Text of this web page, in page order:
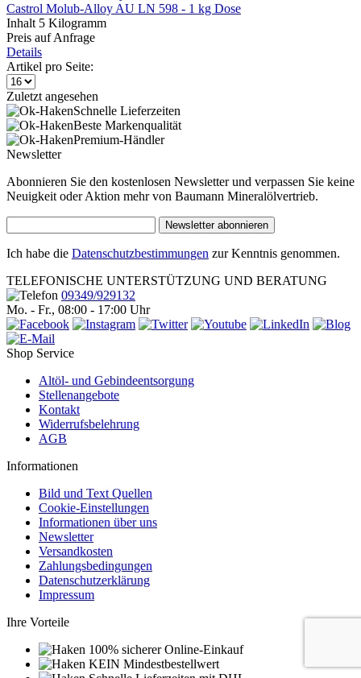
Castrol Molub-Alloy AU LN 598 - 1 kg Dose
Inhalt 5 Kilogramm
Preis auf Anfrage
Details
Artikel pro Seite:
Zuletzt angesehen
Schnelle Lieferzeiten
Beste Markenqualität
Premium-Händler
Newsletter
Abonnieren Sie den kostenlosen Newsletter und verpassen Sie keine
Neuigkeit oder Aktion mehr von Baumann Mineralölvertrieb.
Newsletter abonnieren
Ich habe die Datenschutzbestimmungen zur Kenntnis genommen.
TELEFONISCHE UNTERSTÜTZUNG UND BERATUNG
09349/929132
Mo. - Fr., 08:00 - 17:00 Uhr
Shop Service
Altöl- und Gebindeentsorgung
Stellenangebote
Kontakt
Widerrufsbelehrung
AGB
Informationen
Bild und Text Quellen
Cookie-Einstellungen
Informationen über uns
Newsletter
Versandkosten
Zahlungsbedingungen
Datenschutzerklärung
Impressum
Ihre Vorteile
100% sicherer Online-Einkauf
KEIN Mindestbestellwert